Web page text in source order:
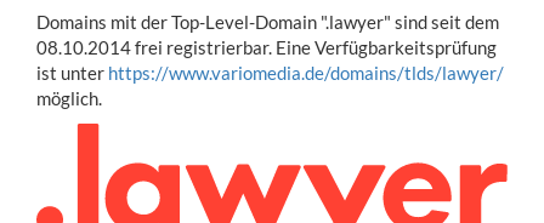
Domains mit der Top-Level-Domain ".lawyer" sind seit dem
08.10.2014 frei registrierbar. Eine Verfügbarkeitsprüfung
ist unter https://www.variomedia.de/domains/tlds/lawyer/
möglich.